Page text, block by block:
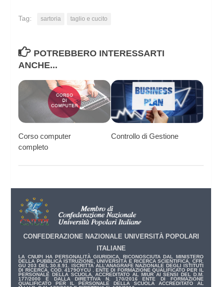
Tag: sartoria taglio e cucito
POTREBBERO INTERESSARTI
ANCHE...
Corso computer
completo
Controllo di Gestione
CONFEDERAZIONE NAZIONALE UNIVERSITÀ POPOLARI
ITALIANE
LA CNUPI HA PERSONALITÀ GIURIDICA, RICONOSCIUTA DAL MINISTERO
DELLA PUBBLICA ISTRUZIONE, UNIVERSITÀ E RICERCA SCIENTIFICA, CFR.
GU 203 DEL 30.8.91. ISCRITTA ALL’ANAGRAFE NAZIONALE DEGLI ISTITUTI
DI RICERCA, COD. 4179OYCU . ENTE DI FORMAZIONE QUALIFICATO PER IL
PERSONALE DELLA SCUOLA, ACCREDITATO AL MIUR AI SENSI DEL D.M.
177/2000 E DALLA DIRETTIVA N. 170/2016 ENTE DI FORMAZIONE
QUALIFICATO PER IL PERSONALE DELLA SCUOLA ACCREDITATO AL